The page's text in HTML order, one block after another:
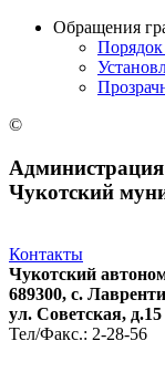
Обращения
©
Чукотский
Контакты
Чукотский
689300, с.
ул. Советская, д.15
Тел/Факс.: 2-28-56